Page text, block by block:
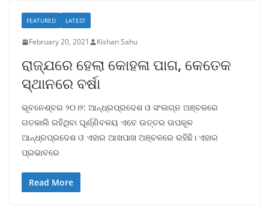
FEATURED LATEST
February 20, 2021 Kishan Sahu
ରାଜ୍ଯରେ ହେଲା କୋହଳା ପାଗ, କେତେକ
ସ୍ଥାନରେ ବର୍ଷା
ଭୂବନେଶ୍ବର ୨୦।୨: ଆନ୍ଧ୍ରପ୍ରଦେଶ ଓ ସଂଲଗ୍ନ ଅଞ୍ଚଳରେ
ଗତକାଲି ରହିଥିବା ଘୂର୍ଣ୍ଣିବଳୟ ଏବେ ଉତ୍ତର ଉପକୂଳ
ଆନ୍ଧ୍ରପ୍ରଦେଶ ଓ ଏହାର ଆଖପାଖ ଅଞ୍ଚଳରେ ରହିଛି। ଏହାର
ପ୍ରଭାବରେ
Read More